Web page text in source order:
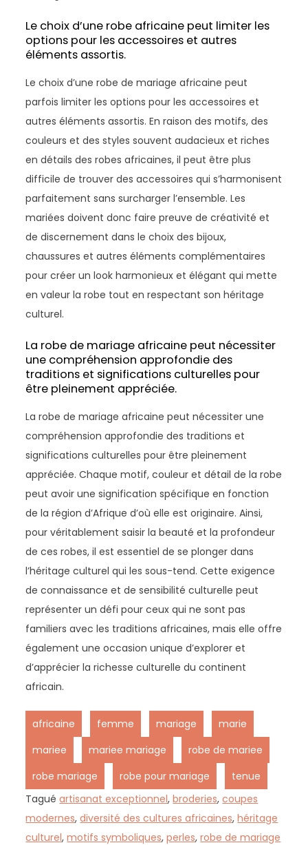
Le choix d’une robe africaine peut limiter les
options pour les accessoires et autres
éléments assortis.
Le choix d’une robe de mariage africaine peut
parfois limiter les options pour les accessoires et
autres éléments assortis. En raison des motifs, des
couleurs et des styles souvent audacieux et riches
en détails des robes africaines, il peut être plus
difficile de trouver des accessoires qui s’harmonisent
parfaitement sans surcharger l’ensemble. Les
mariées doivent donc faire preuve de créativité et
de discernement dans le choix des bijoux,
chaussures et autres éléments complémentaires
pour créer un look harmonieux et élégant qui mette
en valeur la robe tout en respectant son héritage
culturel.
La robe de mariage africaine peut nécessiter
une compréhension approfondie des
traditions et significations culturelles pour
être pleinement appréciée.
La robe de mariage africaine peut nécessiter une
compréhension approfondie des traditions et
significations culturelles pour être pleinement
appréciée. Chaque motif, couleur et détail de la robe
peut avoir une signification spécifique en fonction
de la région d’Afrique d’où elle est originaire. Ainsi,
pour véritablement saisir la beauté et la profondeur
de ces robes, il est essentiel de se plonger dans
l’héritage culturel qui les sous-tend. Cette exigence
de connaissance et de sensibilité culturelle peut
représenter un défi pour ceux qui ne sont pas
familiers avec les traditions africaines, mais elle offre
également une occasion unique d’explorer et
d’apprécier la richesse culturelle du continent
africain.
africaine femme mariage marie
mariee
mariee mariage robe de mariee
robe mariage
robe pour mariage
tenue
Taguéartisanat exceptionnel,broderies,coupes
modernes,diversité des cultures africaines,héritage
culturel,motifs symboliques,perles,robe de mariage